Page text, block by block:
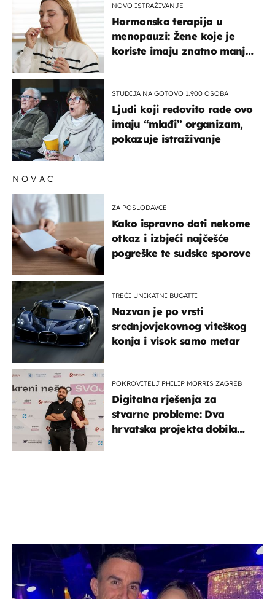
NOVO ISTRAŽIVANJE
Hormonska terapija u
menopauzi: Žene koje je
koriste imaju znatno manji
STUDIJA NA GOTOVO 1.900 OSOBA
Ljudi koji redovito rade ovo
imaju “mlađi” organizam,
pokazuje istraživanje
NOVAC
ZA POSLODAVCE
Kako ispravno dati nekome
otkaz i izbjeći najčešće
pogreške te sudske sporove
TREĆI UNIKATNI BUGATTI
Nazvan je po vrsti
srednjovjekovnog viteškog
konja i visok samo metar
POKROVITELJ PHILIP MORRIS ZAGREB
Digitalna rješenja za
stvarne probleme: Dva
hrvatska projekta dobila